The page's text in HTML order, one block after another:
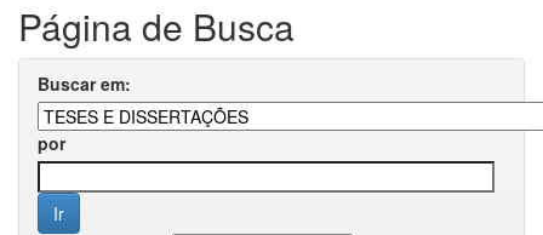
Página de Busca
Buscar em:
por